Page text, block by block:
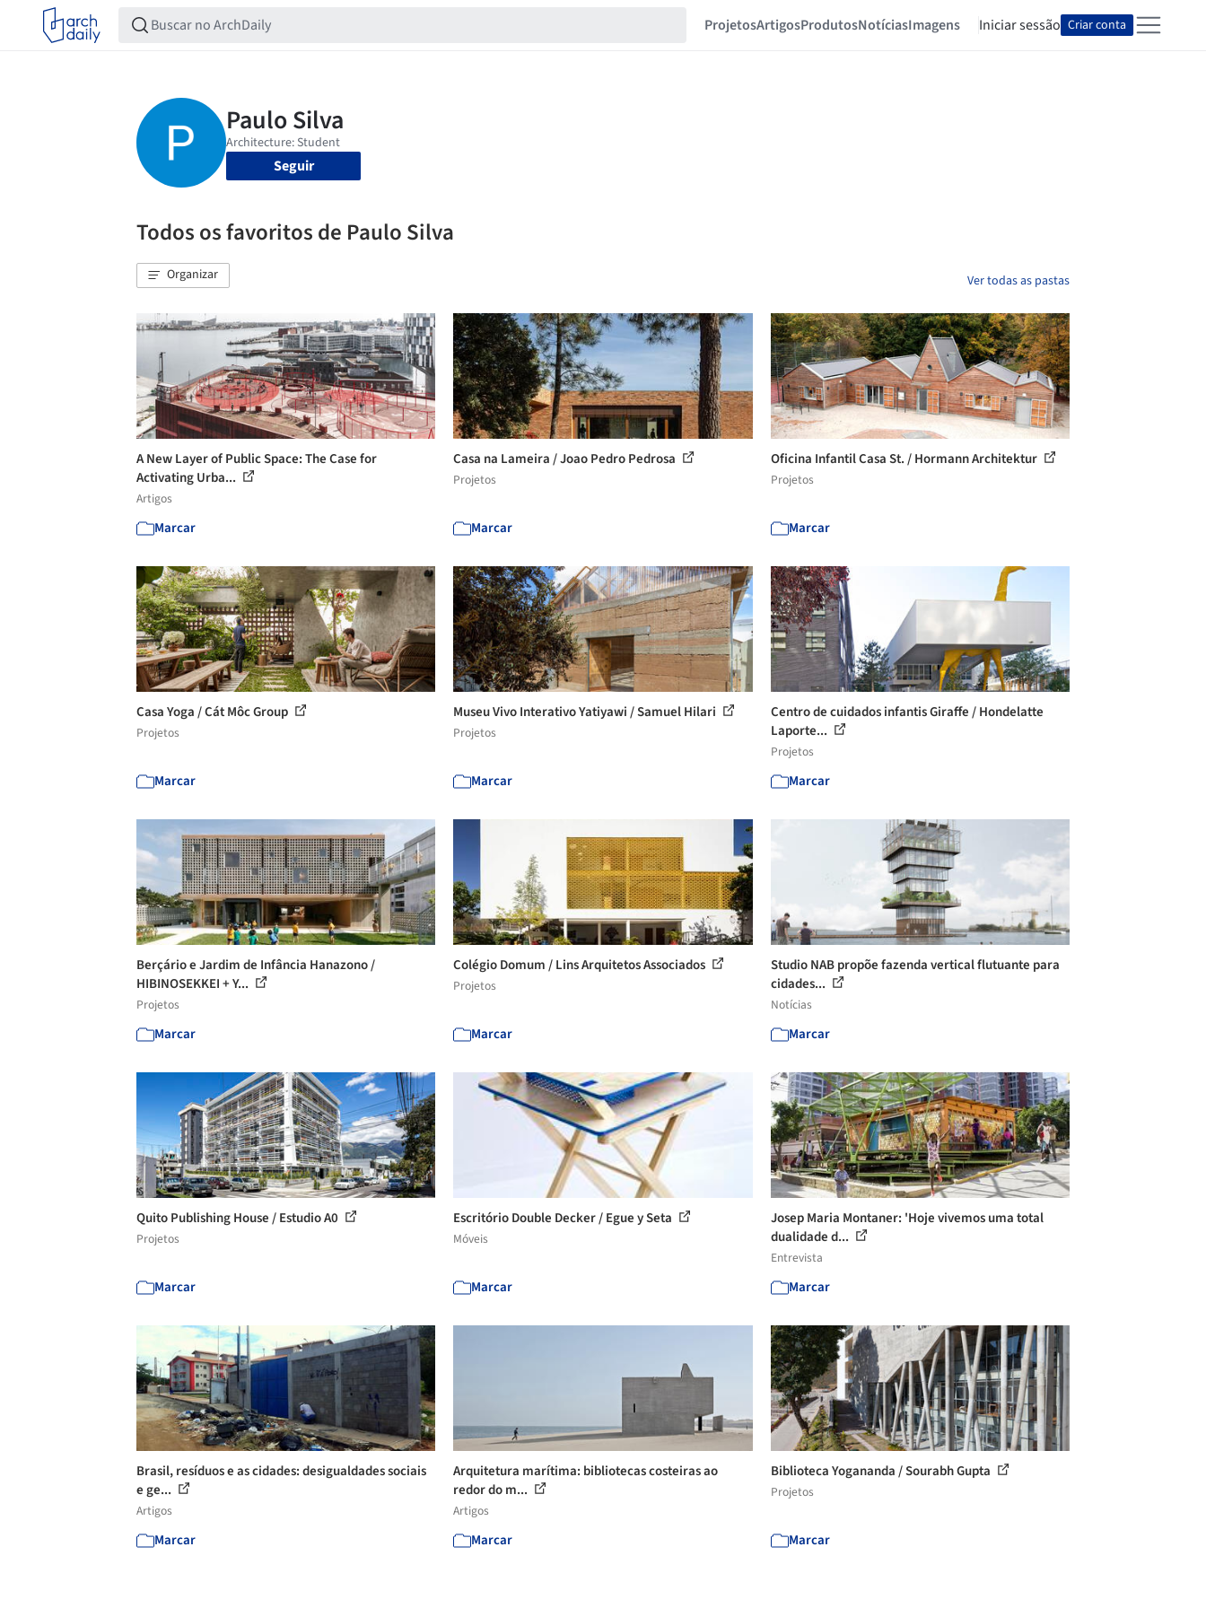
ProjetosArtigosProdutosNotíciasImagens Iniciar sessão Criar conta
Seguir
Todos os favoritos de Paulo Silva
Organizar Ver todas as pastas
A New Layer of Public Space: The Case for
Activating Urba...
Artigos
Marcar
Casa na Lameira / Joao Pedro Pedrosa
Projetos
Marcar
Oficina Infantil Casa St. / Hormann Architektur
Projetos
Marcar
Casa Yoga / Cát Môc Group
Projetos
Marcar
Museu Vivo Interativo Yatiyawi / Samuel Hilari
Projetos
Marcar
Centro de cuidados infantis Giraffe / Hondelatte
Laporte...
Projetos
Marcar
Berçário e Jardim de Infância Hanazono /
HIBINOSEKKEI + Y...
Projetos
Marcar
Colégio Domum / Lins Arquitetos Associados
Projetos
Marcar
Studio NAB propõe fazenda vertical flutuante para
cidades...
Notícias
Marcar
Quito Publishing House / Estudio A0
Projetos
Marcar
Escritório Double Decker / Egue y Seta
Móveis
Marcar
Josep Maria Montaner: 'Hoje vivemos uma total
dualidade d...
Entrevista
Marcar
Brasil, resíduos e as cidades: desigualdades sociais
e ge...
Artigos
Marcar
Arquitetura marítima: bibliotecas costeiras ao
redor do m...
Artigos
Marcar
Biblioteca Yogananda / Sourabh Gupta
Projetos
Marcar